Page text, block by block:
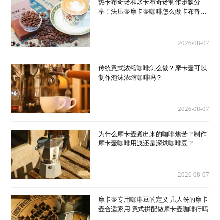
热卡布奇诺和冰卡布奇诺制作步骤分
享！法压壶摩卡壶咖啡怎么做卡布奇诺
2026-08-07
传统意式浓缩咖啡怎么做？摩卡壶可以
制作泡沫浓缩咖啡吗？
2026-08-07
为什么摩卡壶煮出来的咖啡焦苦？制作
摩卡壶咖啡用浅还是深烘咖啡豆？
2026-08-07
摩卡壶专用咖啡豆的定义 几人份的摩卡
壶合适家用 意式拼配做摩卡壶咖啡行吗